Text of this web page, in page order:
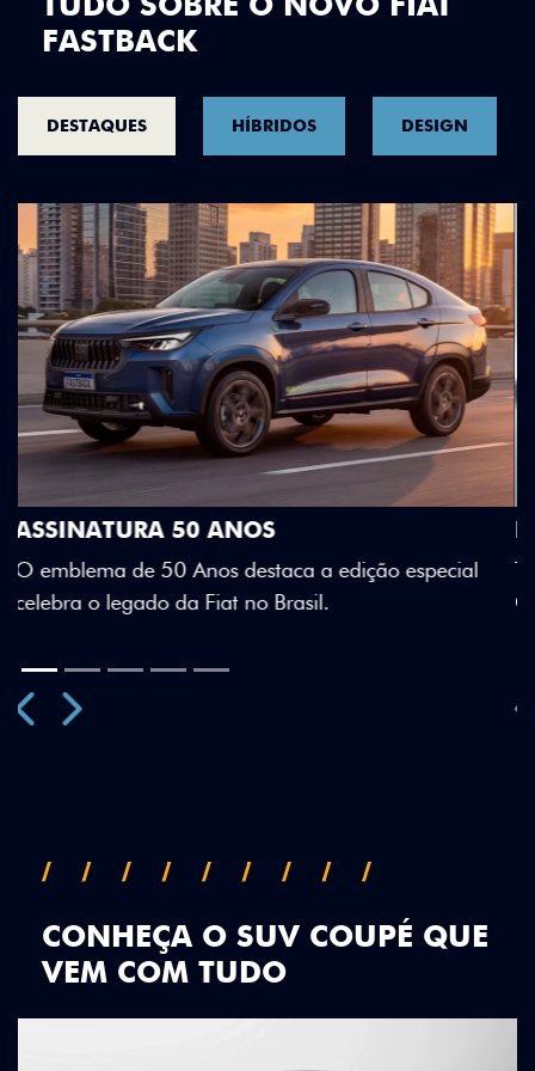
FASTBACK
DESTAQUES HÍBRIDOS DESIGN
DESIGN QUE SE DESTACA
Teto bicolor, adesivos estilizados e detalhes em
Green criam uma identidade visual única.
CONHEÇA O SUV COUPÉ QUE
VEM COM TUDO